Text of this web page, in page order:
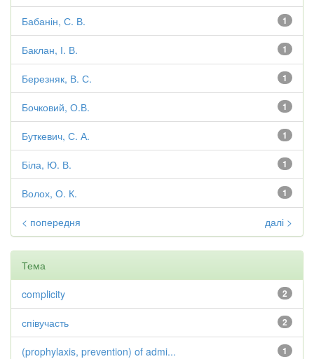
1
Бабанін, С. В.
1
Баклан, І. В.
1
Березняк, В. С.
1
Бочковий, О.В.
1
Буткевич, С. А.
1
Біла, Ю. В.
1
Волох, О. К.
< попередня далі >
Тема
2
complicity
2
співучасть
1
(prophylaxis, prevention) of admi...